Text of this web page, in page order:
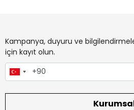
Kampanya, duyuru ve
için kayıt olun.